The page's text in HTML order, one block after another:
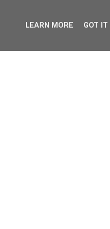
LEARN MORE GOT IT